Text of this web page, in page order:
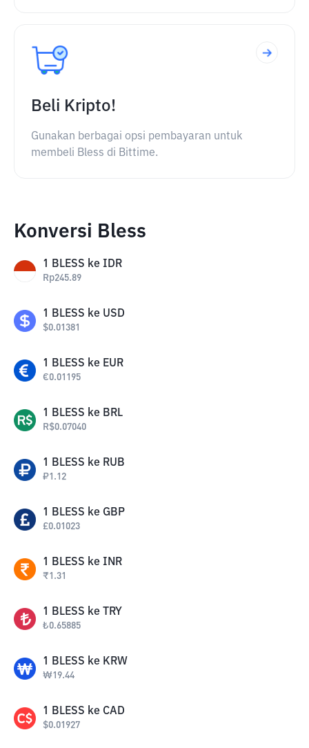
Beli Kripto!
Gunakan berbagai opsi pembayaran untuk
membeli Bless di Bittime.
Konversi Bless
1 BLESS ke IDR
Rp245.89
1 BLESS ke USD
$0.01381
1 BLESS ke EUR
€0.01195
1 BLESS ke BRL
R$0.07040
1 BLESS ke RUB
₽1.12
1 BLESS ke GBP
£0.01023
1 BLESS ke INR
₹1.31
1 BLESS ke TRY
₺0.65885
1 BLESS ke KRW
₩19.44
1 BLESS ke CAD
$0.01927